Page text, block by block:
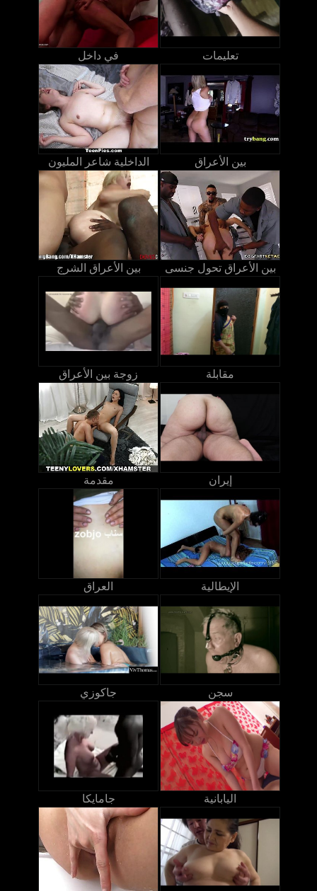
في داخل تعليمات
الداخلية شاعر المليون بين الأعراق
بين الأعراق الشرج بين الأعراق تحول جنسى
زوجة بين الأعراق مقابلة
مقدمة إيران
العراق الإيطالية
جاكوزي سجن
جامايكا اليابانية